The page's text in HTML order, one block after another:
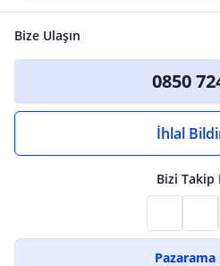
Bize Ulaşın
0850
İhlal
Bizi Takip
Pazarama